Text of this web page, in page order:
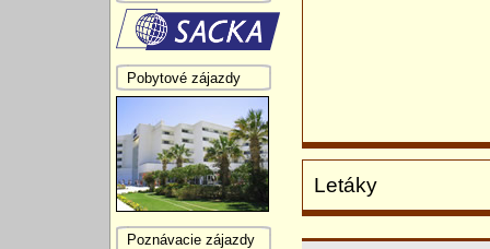
Letáky
Pobytové zájazdy
Poznávacie zájazdy